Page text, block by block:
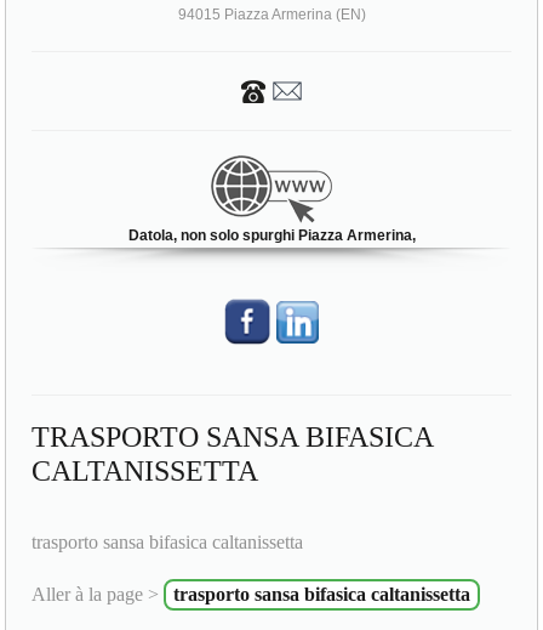
94015 Piazza Armerina (EN)
Datola, non solo spurghi Piazza Armerina,
TRASPORTO SANSA BIFASICA
CALTANISSETTA
trasporto sansa bifasica caltanissetta
Aller à la page > trasporto sansa bifasica caltanissetta